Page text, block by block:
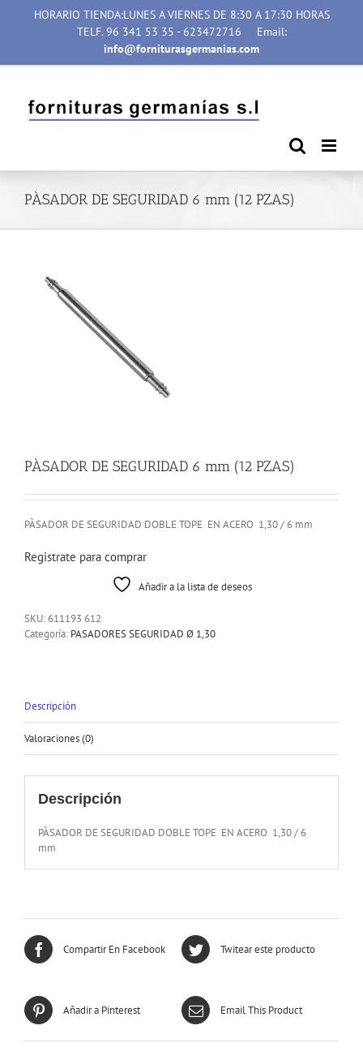
HORARIO TIENDA:LUNES A VIERNES DE 8:30 A 17:30 HORAS
TELF. 96 341 53 35 - 623472716
Email:
info@forniturasgermanias.com
PÀSADOR DE SEGURIDAD 6 mm (12 PZAS)
PÀSADOR DE SEGURIDAD 6 mm (12 PZAS)
PÀSADOR DE SEGURIDAD DOBLE TOPE EN ACERO 1,30 / 6 mm
Registrate para comprar
Añadir a la lista de deseos
SKU:611193 612
Categoría: PASADORES SEGURIDAD Ø 1,30
Descripción
Valoraciones (0)
Descripción
PÀSADOR DE SEGURIDAD DOBLE TOPE EN ACERO 1,30 / 6
mm
Compartir En Facebook Twitear este producto
Añadir a Pinterest Email This Product